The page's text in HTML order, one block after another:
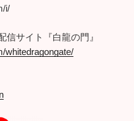
i/
信サイト『白龍の門』
whitedragongate/